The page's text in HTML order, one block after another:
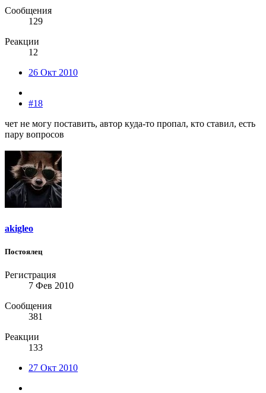
Сообщения
129
Реакции
12
26 Окт 2010
#18
чет не могу поставить, автор куда-то пропал, кто ставил, есть
пару вопросов
akigleo
Постоялец
Регистрация
7 Фев 2010
Сообщения
381
Реакции
133
27 Окт 2010